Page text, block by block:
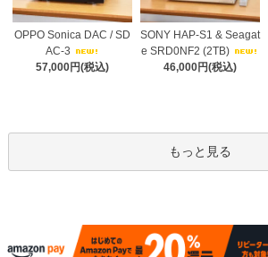
OPPO Sonica DAC / SD
AC-3
57,000円(税込)
SONY HAP-S1 & Seagat
e SRD0NF2 (2TB)
46,000円(税込)
もっと見る